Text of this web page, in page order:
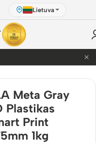
Lietuva
×
Meta Gray
Plastikas
Print
1kg